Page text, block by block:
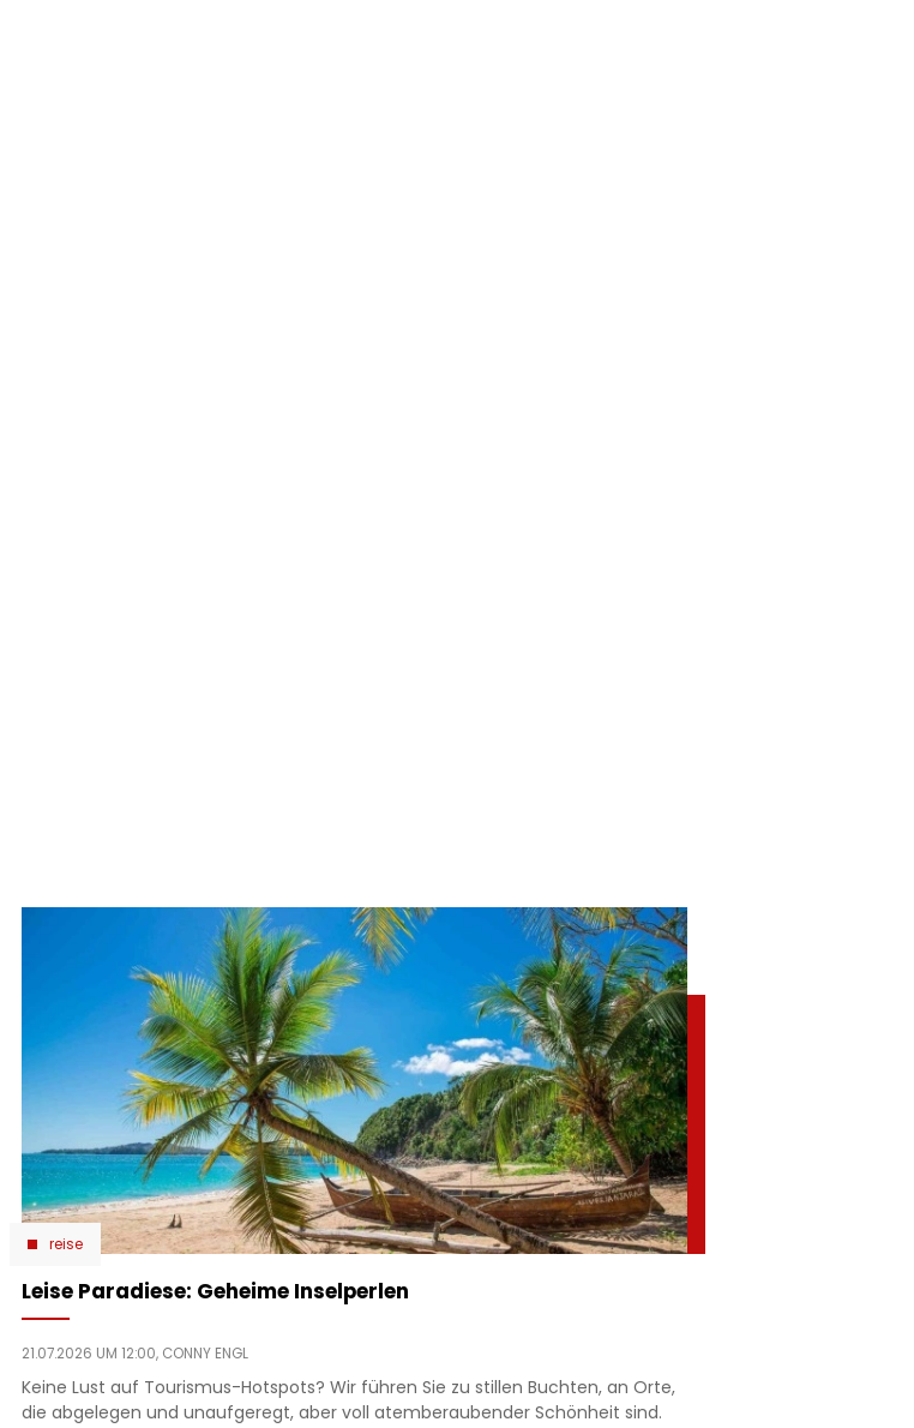
reise
Leise Paradiese: Geheime Inselperlen
21.07.2026 UM 12:00, CONNY ENGL
Keine Lust auf Tourismus-Hotspots? Wir führen Sie zu stillen Buchten, an Orte,
die abgelegen und unaufgeregt, aber voll atemberaubender Schönheit sind.